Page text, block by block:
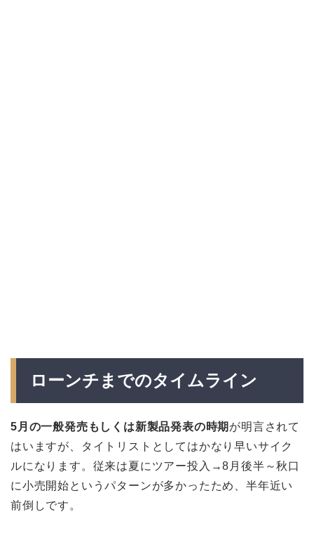
ローンチまでのタイムライン
5月の一般発売もしくは新製品発表の時期 が明言されて
はいますが、タイトリストとしてはかなり早いサイク
ルになります。従来は夏にツアー投入→8月後半～秋口
に小売開始というパターンが多かったため、半年近い
前倒しです。